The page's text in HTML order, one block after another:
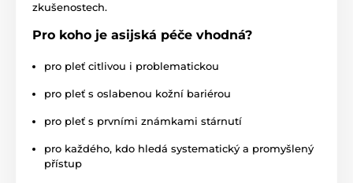
zkušenostech.
Pro koho je asijská péče vhodná?
pro pleť citlivou i problematickou
pro pleť s oslabenou kožní bariérou
pro pleť s prvními známkami stárnutí
pro každého, kdo hledá systematický a promyšlený
přístup